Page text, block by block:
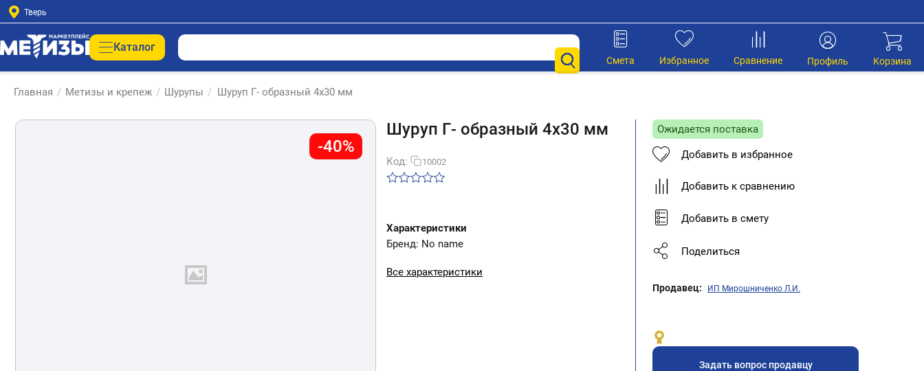
Тверь
Каталог
Корзина
Профиль
Сравнение
Избранное
Смета
Главная / Метизы и крепеж / Шурупы / Шуруп Г- образный 4х30 мм
-40%
Шуруп Г- образный 4х30 мм
Код: 10002
Характеристики
Бренд: No name
Все характеристики
Ожидается поставка
Добавить в избранное
Добавить к сравнению
Добавить в смету
Поделиться
Продавец: ИП Мирошниченко Л.И.
Задать вопрос продавцу